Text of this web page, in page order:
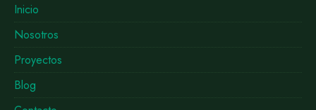
Inicio
Nosotros
Proyectos
Blog